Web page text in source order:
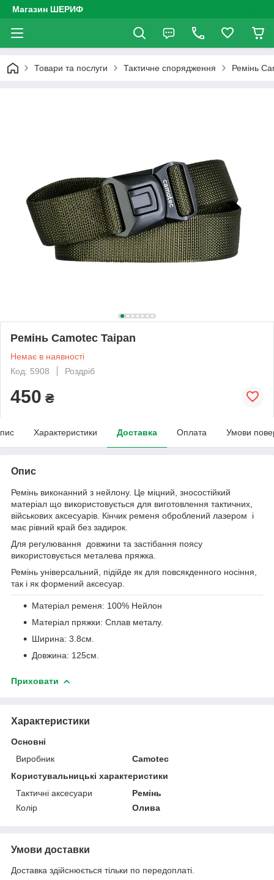
Магазин ШЕРИФ
Товари та послуги Тактичне спорядження Ремінь
Ремінь Camotec Taipan
Немає в наявності
Код: 5908
Роздріб
450 ₴
Характеристики Доставка Оплата Умови
Опис
Ремінь виконанний з нейлону. Це міцний, зносостійкий
матеріал що використовується для виготовлення тактичних,
військових аксесуарів. Кінчик ременя оброблений лазером і
має рівний край без задирок.
Для регулювання довжини та застібання поясу
використовується металева пряжка.
Ремінь універсальний, підійде як для повсякденного носіння,
так і як формений аксесуар.
Матеріал ременя: 100% Нейлон
Матеріал пряжки: Сплав металу.
Ширина: 3.8см.
Довжина: 125см.
Приховати
Характеристики
Основні
Виробник
Camotec
Користувальницькі характеристики
Тактичні аксесуари
Ремінь
Колір
Олива
Умови доставки
Доставка здійснюється тільки по передоплаті.